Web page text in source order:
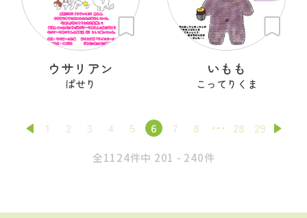
ウサリアン
ぱせり
いもも
こってりくま
1 2 3 4 5 6 7 8 28 29
全1124件中 201 - 240件